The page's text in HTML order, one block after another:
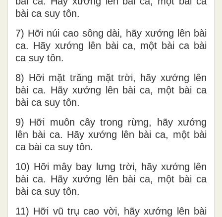
bài ca suy tôn.
7) Hỡi núi cao sông dài, hãy xướng lên bài
ca. Hãy xướng lên bài ca, một bài ca bài
ca suy tôn.
8) Hỡi mặt trăng mặt trời, hãy xướng lên
bài ca. Hãy xướng lên bài ca, một bài ca
bài ca suy tôn.
9) Hỡi muôn cây trong rừng, hãy xướng
lên bài ca. Hãy xướng lên bài ca, một bài
ca bài ca suy tôn.
10) Hỡi mây bay lưng trời, hãy xướng lên
bài ca. Hãy xướng lên bài ca, một bài ca
bài ca suy tôn.
11) Hỡi vũ trụ cao vời, hãy xướng lên bài